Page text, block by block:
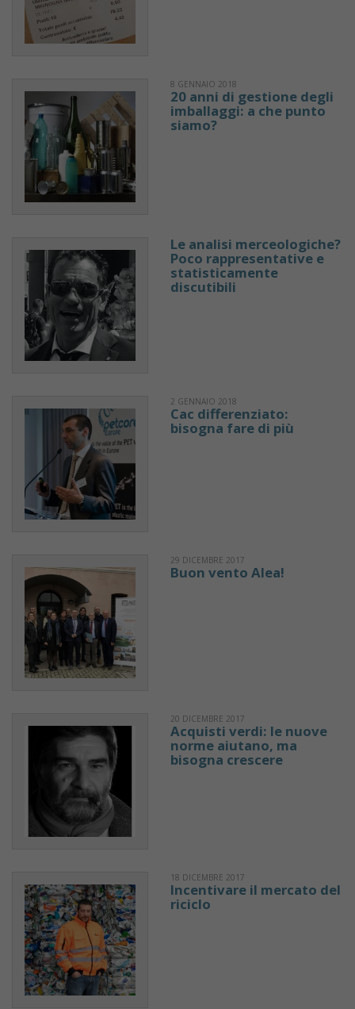
8 GENNAIO 2018
20 anni di gestione degli
imballaggi: a che punto
siamo?
Le analisi merceologiche?
Poco rappresentative e
statisticamente
discutibili
2 GENNAIO 2018
Cac differenziato:
bisogna fare di più
29 DICEMBRE 2017
Buon vento Alea!
20 DICEMBRE 2017
Acquisti verdi: le nuove
norme aiutano, ma
bisogna crescere
18 DICEMBRE 2017
Incentivare il mercato del
riciclo